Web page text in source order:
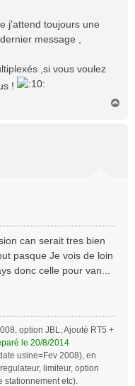
j'attend toujours une
message ,
,si vous voulez
!
can serait tres bien
pasque Je vois de loin
donc celle pour van...
option JBL, Ajouté RT5 +
le 20/8/2014
usine=Fev 2008), en
limiteur, option
stationnement etc).